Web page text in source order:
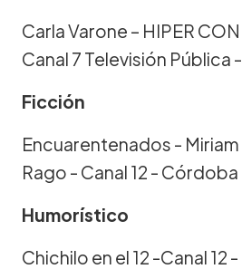
Carla Varone – HIPER
Canal 7 Televisión Pública
Ficción
Encuarentenados -
Rago - Canal 12 - Córdoba
Humorístico
Chichilo en el 12 -Canal 12